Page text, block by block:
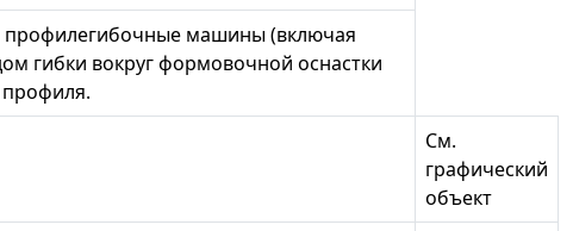
профилегибочные машины (включая
гибки вокруг формовочной оснастки
профиля.
См.
графический
объект